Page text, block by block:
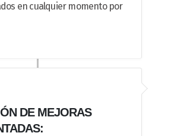
en cualquier momento por
DE MEJORAS